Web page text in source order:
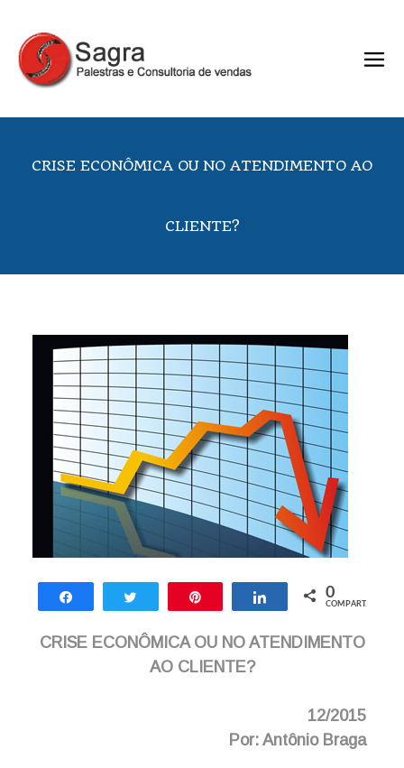
CRISE ECONÔMICA OU NO ATENDIMENTO AO
CLIENTE?
Compartilhar Compartilhar
0
COMPART.
CRISE ECONÔMICA OU NO ATENDIMENTO
AO CLIENTE?
12/2015
Por: Antônio Braga